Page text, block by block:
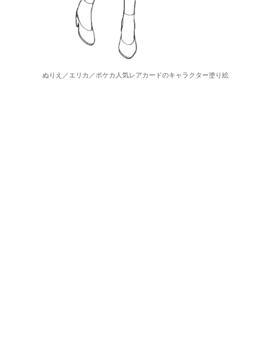
ぬりえ／エリカ／ポケカ人気レアカードのキャラクター塗り絵